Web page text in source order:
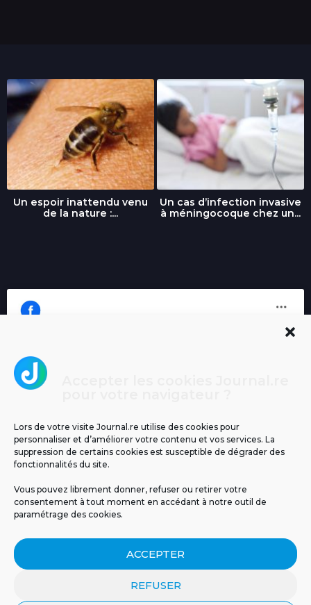
Lors de votre visite Journal.re utilise des cookies pour
personnaliser et d’améliorer votre contenu et vos services. La
suppression de certains cookies est susceptible de dégrader des
fonctionnalités du site.
Vous pouvez librement donner, refuser ou retirer votre
consentement à tout moment en accédant à notre outil de
paramétrage des cookies.
ACCEPTER
REFUSER
Un espoir inattendu venu
de la nature :...
Un cas d’infection invasive
à méningocoque chez un...
MENTIONS LÉGALES PUBLICITÉ
BLOG
NOS ÉMISSIONS
POLITIQUE DE CONFIDENTIALITÉ
CONTACT